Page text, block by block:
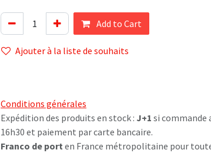
Add to Cart
Ajouter à la liste de souhaits
Conditions générales
Expédition des produits en stock : J+1 si commande
16h30 et paiement par carte bancaire.
Franco de port en France métropolitaine pour